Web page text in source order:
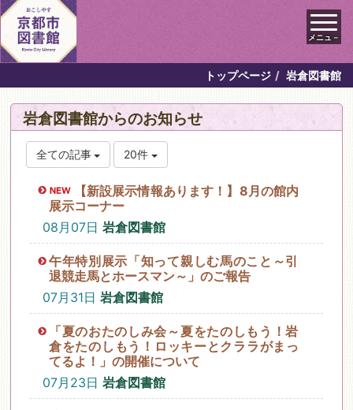
メニュ－
トップページ 岩倉図書館
岩倉図書館からのお知らせ
全ての記事 20件
【新設展示情報あります！】8月の館内
展示コーナー
08月07日 岩倉図書館
午年特別展示「知って親しむ馬のこと～引
退競走馬とホースマン～」のご報告
07月31日 岩倉図書館
「夏のおたのしみ会～夏をたのしもう！岩
倉をたのしもう！ロッキーとクララがまっ
てるよ！」の開催について
07月23日 岩倉図書館